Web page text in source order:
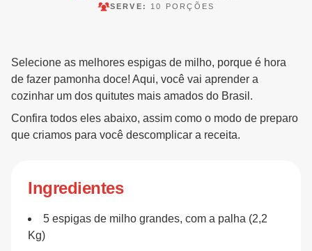
SERVE: 10 PORÇÕES
Selecione as melhores espigas de milho, porque é hora
de fazer pamonha doce! Aqui, você vai aprender a
cozinhar um dos quitutes mais amados do Brasil.
Confira todos eles abaixo, assim como o modo de preparo
que criamos para você descomplicar a receita.
Ingredientes
5 espigas de milho grandes, com a palha (2,2
Kg)